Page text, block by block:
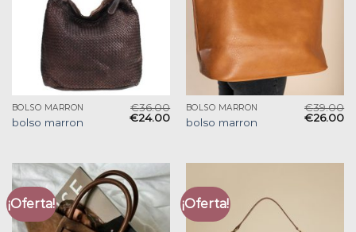
BOLSO MARRON
bolso marron
€36.00
€24.00
BOLSO MARRON
bolso marron
€39.00
€26.00
¡Oferta! ¡Oferta!